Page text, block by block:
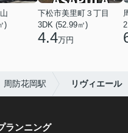
)
下松市美里町３丁目
3DK (52.99㎡)
4.4万円
周防花岡駅 リヴィエール
ランニング